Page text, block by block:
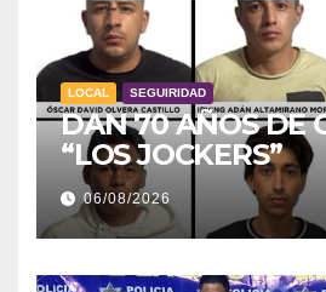
LOCAL SEGUIRIDAD
DAN 70 AÑOS DE
“LOS JOCKERS”
06/08/2026